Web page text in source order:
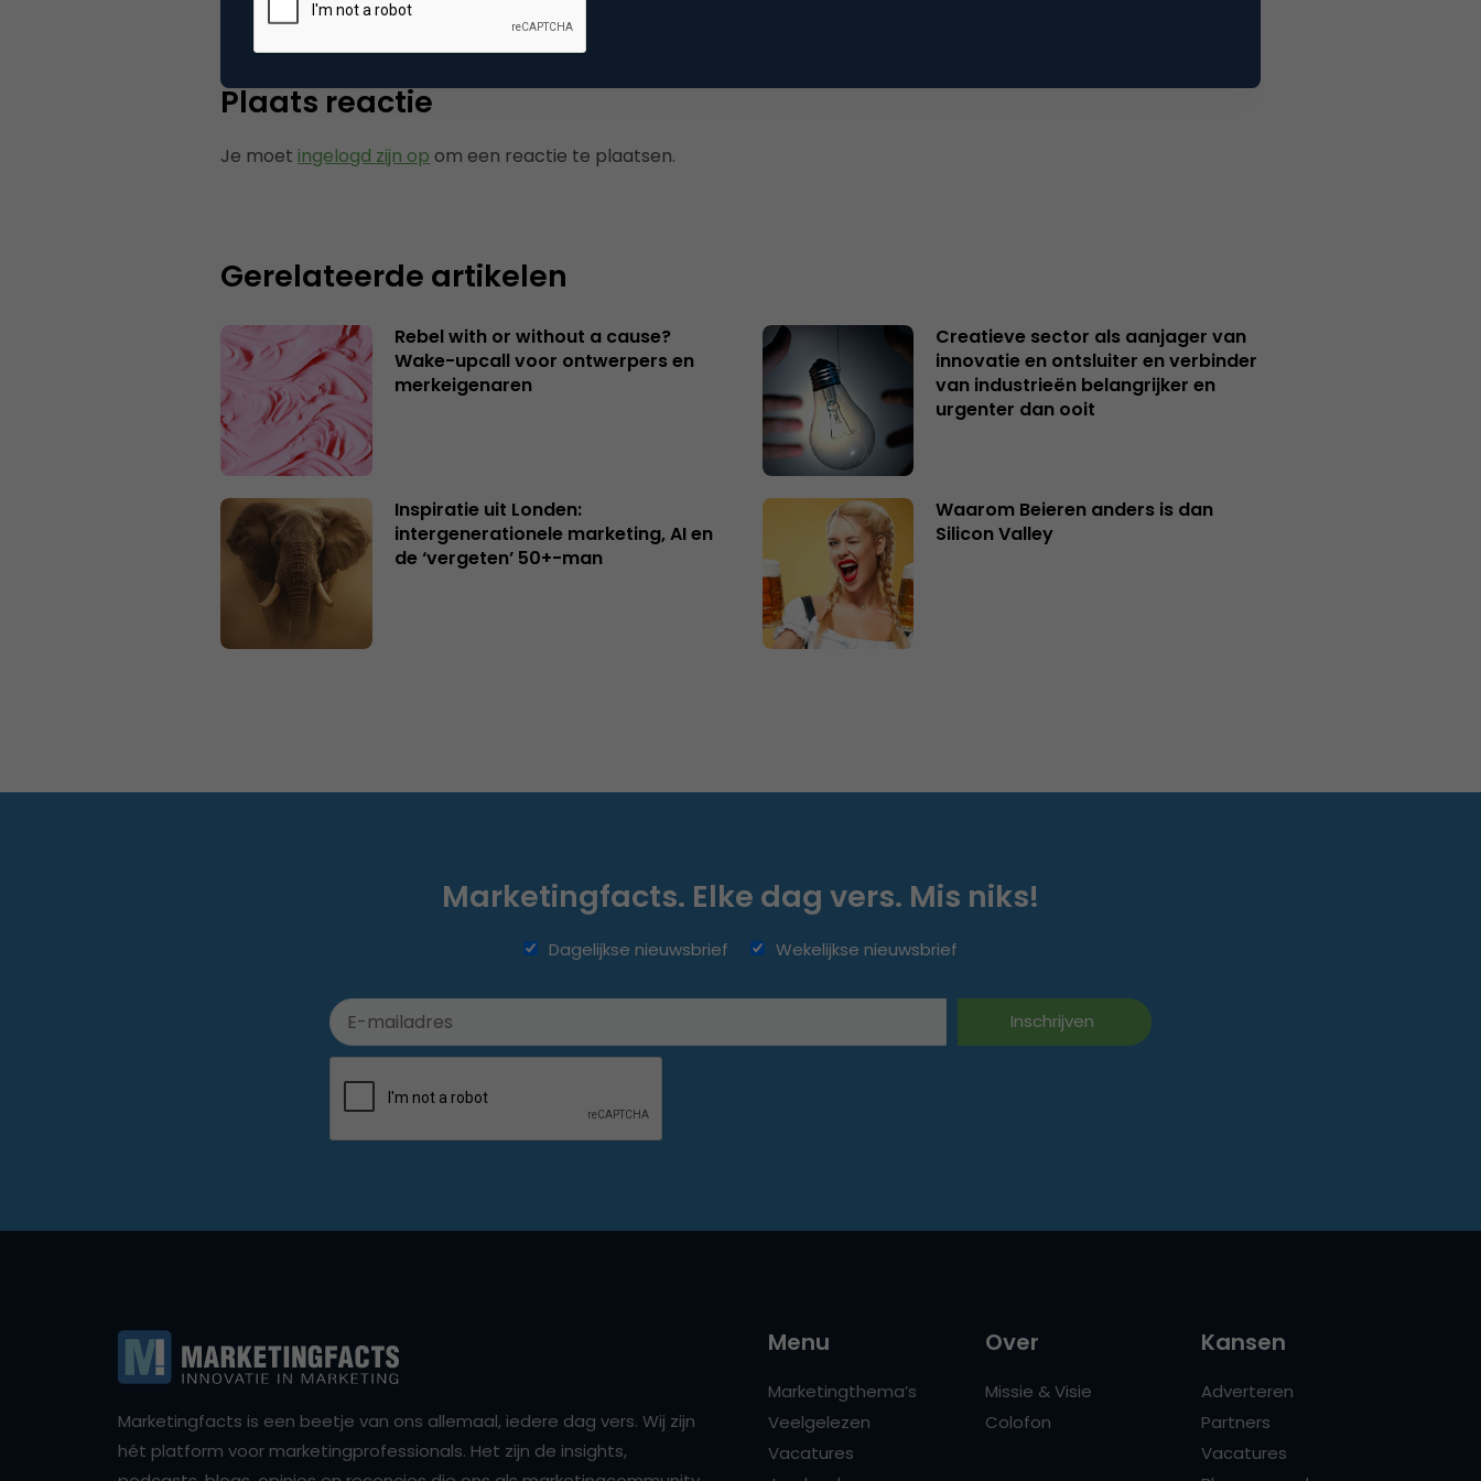
Plaats reactie
Je moet ingelogd zijn op om een reactie te plaatsen.
Gerelateerde artikelen
Rebel with or without a cause?
Wake-upcall voor ontwerpers en
merkeigenaren
Creatieve sector als aanjager van
innovatie en ontsluiter en verbinder
van industrieën belangrijker en
urgenter dan ooit
Inspiratie uit Londen:
intergenerationele marketing, AI en
de ‘vergeten’ 50+-man
Waarom Beieren anders is dan
Silicon Valley
Marketingfacts. Elke dag vers. Mis niks!
Dagelijkse nieuwsbrief Wekelijkse nieuwsbrief
Marketingfacts is een beetje van ons allemaal, iedere dag vers. Wij zijn
hét platform voor marketingprofessionals. Het zijn de insights,
Menu
Marketingthema’s
Veelgelezen
Vacatures
Over
Missie & Visie
Colofon
Kansen
Adverteren
Partners
Vacatures